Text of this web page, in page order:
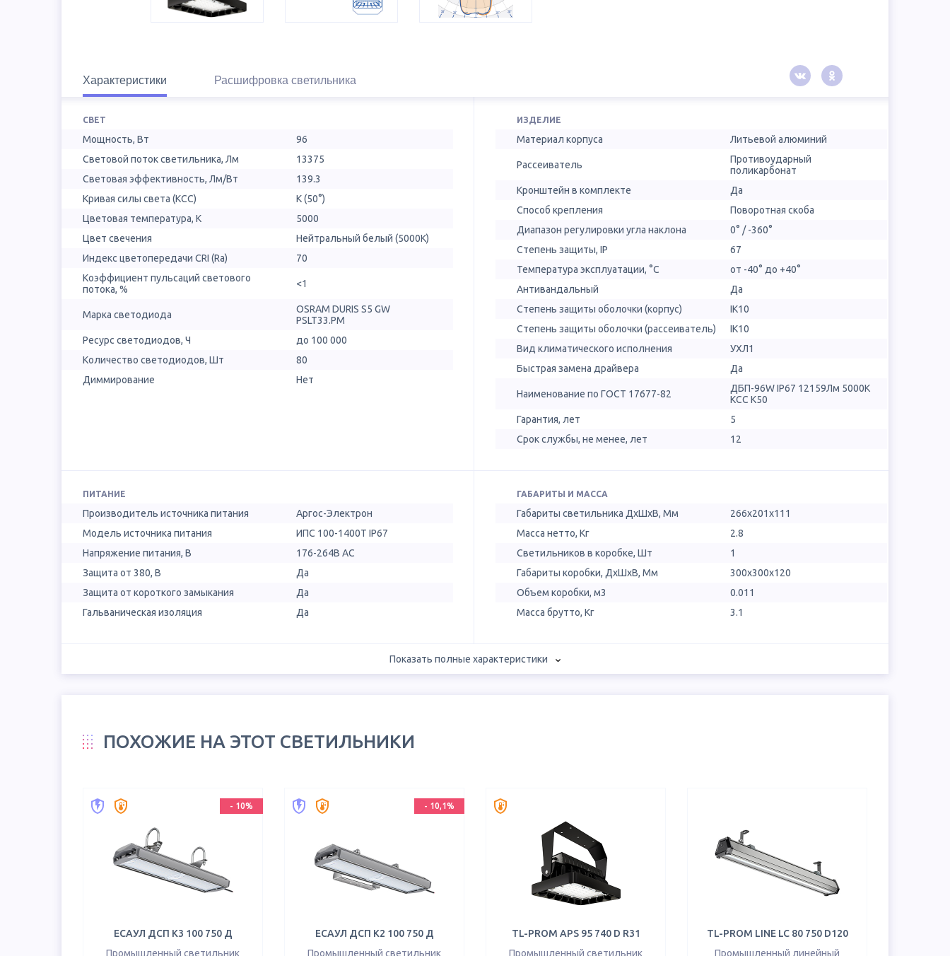
Характеристики Расшифровка светильника
СВЕТ
Мощность, Вт
96
Световой поток светильника, Лм
13375
Световая эффективность, Лм/Вт
139.3
Кривая силы света (КСС)
К (50°)
Цветовая температура, К
5000
Цвет свечения
Нейтральный белый (5000К)
Индекс цветопередачи CRI (Ra)
70
Коэффициент пульсаций светового
потока, %
<1
Марка светодиода
OSRAM DURIS S5 GW
PSLT33.PM
Ресурс светодиодов, Ч
до 100 000
Количество светодиодов, Шт
80
Диммирование
Нет
ИЗДЕЛИЕ
Материал корпуса Литьевой алюминий
Рассеиватель
Противоударный
поликарбонат
Кронштейн в комплекте
Да
Способ крепления
Поворотная скоба
Диапазон регулировки угла наклона
0° / -360°
Степень защиты, IP
67
Температура эксплуатации, °С
от -40° до +40°
Антивандальный
Да
Степень защиты оболочки (корпус)
IK10
Степень защиты оболочки (рассеиватель)
IK10
Вид климатического исполнения
УХЛ1
Быстрая замена драйвера
Да
Наименование по ГОСТ 17677-82
ДБП-96W IP67 12159Лм 5000К
КСС К50
Гарантия, лет
5
Срок службы, не менее, лет
12
ПИТАНИЕ
Производитель источника питания
Аргос-Электрон
Модель источника питания
ИПС 100-1400Т IP67
Напряжение питания, В
176-264В AC
Защита от 380, В
Да
Защита от короткого замыкания
Да
Гальваническая изоляция
Да
ГАБАРИТЫ И МАССА
Габариты светильника ДхШхВ, Мм
266x201x111
Масса нетто, Кг
2.8
Светильников в коробке, Шт
1
Габариты коробки, ДхШхВ, Мм
300x300x120
Объем коробки, м3
0.011
Масса брутто, Кг
3.1
Показать полные характеристики
ПОХОЖИЕ НА ЭТОТ СВЕТИЛЬНИКИ
- 10%
ЕСАУЛ ДСП К3 100 750 Д
Промышленный светильник
- 10,1%
ЕСАУЛ ДСП К2 100 750 Д
Промышленный светильник
TL-PROM APS 95 740 D R31
Промышленный светильник
TL-PROM LINE LC 80 750 D120
Промышленный линейный